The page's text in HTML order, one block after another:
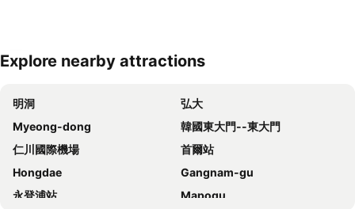
展開地圖
Explore nearby attractions
明洞
弘大
Myeong-dong
韓國東大門--東大門
仁川國際機場
首爾站
Hongdae
Gangnam-gu
永登浦站
Mapogu